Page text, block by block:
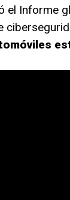
el Informe